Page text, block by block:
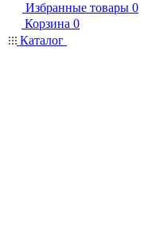
Избранные товары 0
Корзина 0
Каталог